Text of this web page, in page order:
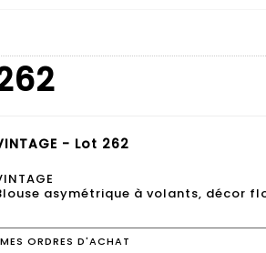
- Lot 262
asymétrique à volants, décor
MES ORDRES D'ACHAT